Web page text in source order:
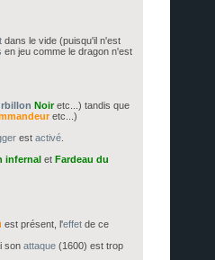
dans le vide (puisqu'il n'est
en jeu comme le dragon n'est
Noiretc...) tandis que
etc...)
est activé.
infernal et Fardeau du
est présent, l'effetde ce
son attaque(1600) est trop